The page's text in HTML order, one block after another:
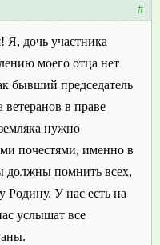
#
Я, дочь участника
моего отца нет
бывший председатель
в праве
нужно
почестями, именно в
помнить всех,
Родину. У нас есть на
услышат все